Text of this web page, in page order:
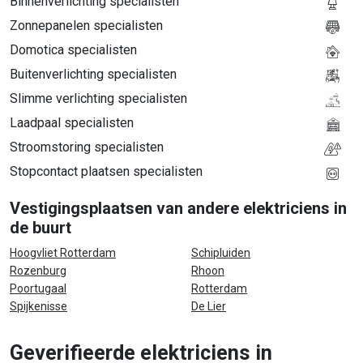
Zonnepanelen specialisten
Domotica specialisten
Buitenverlichting specialisten
Slimme verlichting specialisten
Laadpaal specialisten
Stroomstoring specialisten
Stopcontact plaatsen specialisten
Vestigingsplaatsen van andere elektriciens in
de buurt
Hoogvliet Rotterdam
Rozenburg
Poortugaal
Spijkenisse
Schipluiden
Rhoon
Rotterdam
De Lier
Geverifieerde elektriciens in